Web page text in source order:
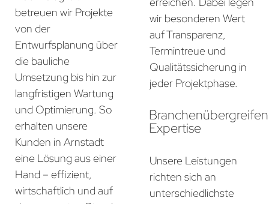
betreuen wir Projekte
von der
Entwurfsplanung über
die bauliche
Umsetzung bis hin zur
langfristigen Wartung
und Optimierung. So
erhalten unsere
Kunden in Arnstadt
eine Lösung aus einer
Hand – effizient,
wirtschaftlich und auf
wir besonderen Wert
auf Transparenz,
Termintreue und
Qualitätssicherung in
jeder Projektphase.
Expertise
Unsere Leistungen
richten sich an
unterschiedlichste